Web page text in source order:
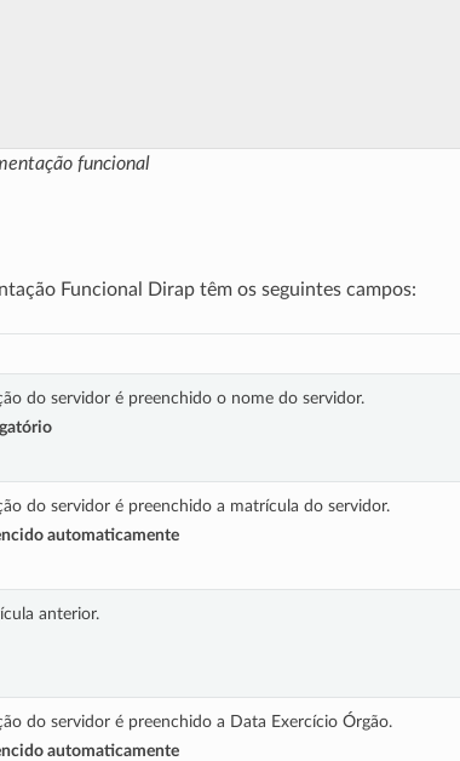
funcional
Funcional Dirap têm os seguintes campos:
do servidor é preenchido o nome do servidor.
do servidor é preenchido a matrícula do servidor.
automaticamente
anterior.
do servidor é preenchido a Data Exercício Órgão.
automaticamente